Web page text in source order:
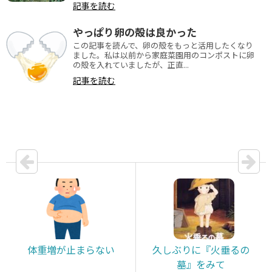
記事を読む
やっぱり卵の殻は良かった
この記事を読んで、卵の殻をもっと活用したくなり
ました。私は以前から家庭菜園用のコンポストに卵
の殻を入れていましたが、正直...
記事を読む
体重増が止まらない
久しぶりに『火垂るの
墓』をみて